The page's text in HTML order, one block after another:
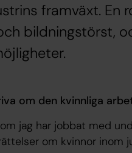
framväxt. En
bildningstörst,
om den kvinnliga
jag har jobbat med
om kvinnor inom